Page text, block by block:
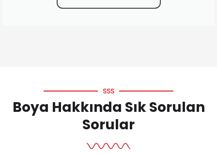
SSS
Boya Hakkında Sık Sorulan
Sorular